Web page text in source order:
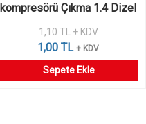
kompresörü Çıkma 1.4 Dizel
1,10 TL + KDV
1,00 TL + KDV
Sepete Ekle